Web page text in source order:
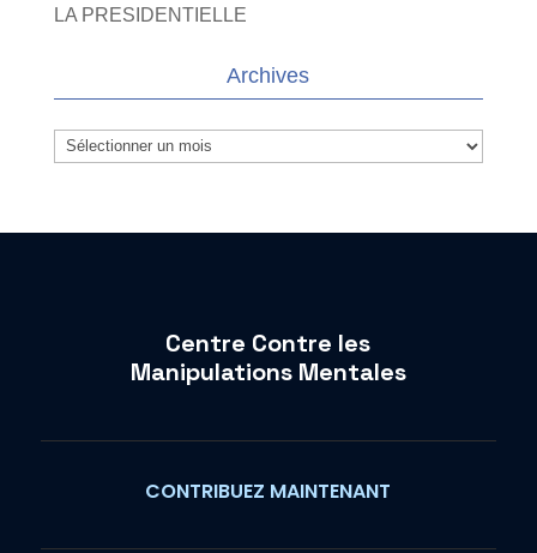
LA PRESIDENTIELLE
Archives
Archives
Centre Contre les
Manipulations Mentales
CONTRIBUEZ MAINTENANT